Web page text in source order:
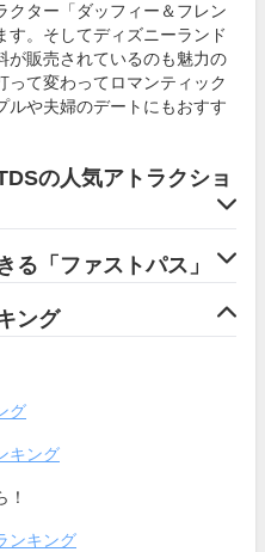
クター「ダッフィー＆フレン
す。そしてディズニーランド
が販売されているのも魅力の
って変わってロマンティック
ルや夫婦のデートにもおすす
の人気アトラクショ
る「ファストパス」
ング
グ
キング
ンキング